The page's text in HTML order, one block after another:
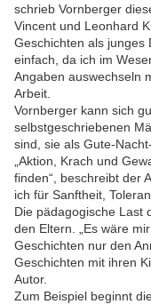
schrieb Vornberger
Vincent und Leonhard
Geschichten als junges
einfach, da ich im
Angaben auswechseln
Arbeit.
Vornberger kann sich
selbstgeschriebenen
sind, sie als Gute-
„Aktion, Krach und
finden“, beschreibt der
ich für Sanftheit,
Die pädagogische Last
den Eltern. „Es wäre
Geschichten nur den
Geschichten mit ihren
Autor.
Zum Beispiel beginnt